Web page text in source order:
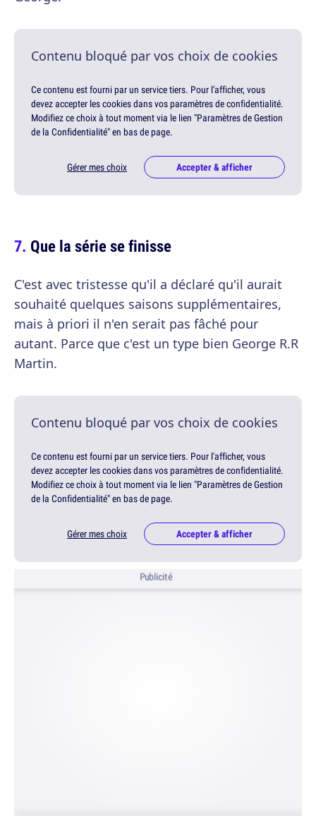
Contenu bloqué par vos choix de cookies
Ce contenu est fourni par un service tiers. Pour l'afficher, vous
devez accepter les cookies dans vos paramètres de confidentialité.
Modifiez ce choix à tout moment via le lien "Paramètres de Gestion
de la Confidentialité" en bas de page.
Gérer mes choix Accepter & afficher
Que la série se finisse
C'est avec tristesse qu'il a déclaré qu'il aurait
souhaité quelques saisons supplémentaires,
mais à priori il n'en serait pas fâché pour
autant. Parce que c'est un type bien George R.R
Martin.
Contenu bloqué par vos choix de cookies
Ce contenu est fourni par un service tiers. Pour l'afficher, vous
devez accepter les cookies dans vos paramètres de confidentialité.
Modifiez ce choix à tout moment via le lien "Paramètres de Gestion
de la Confidentialité" en bas de page.
Gérer mes choix Accepter & afficher
Publicité